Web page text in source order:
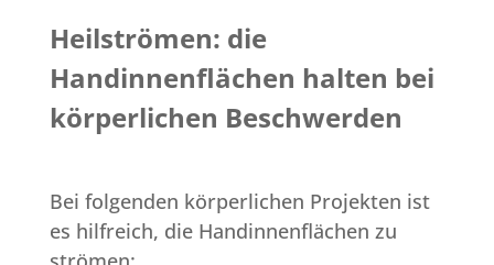
Heilströmen: die
Handinnenflächen halten bei
körperlichen Beschwerden
Bei folgenden körperlichen Projekten ist
es hilfreich, die Handinnenflächen zu